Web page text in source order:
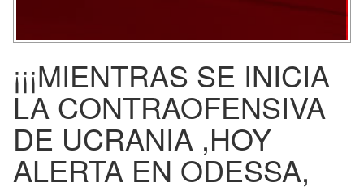
¡¡¡MIENTRAS SE INICIA
LA CONTRAOFENSIVA
DE UCRANIA ,HOY
ALERTA EN ODESSA,